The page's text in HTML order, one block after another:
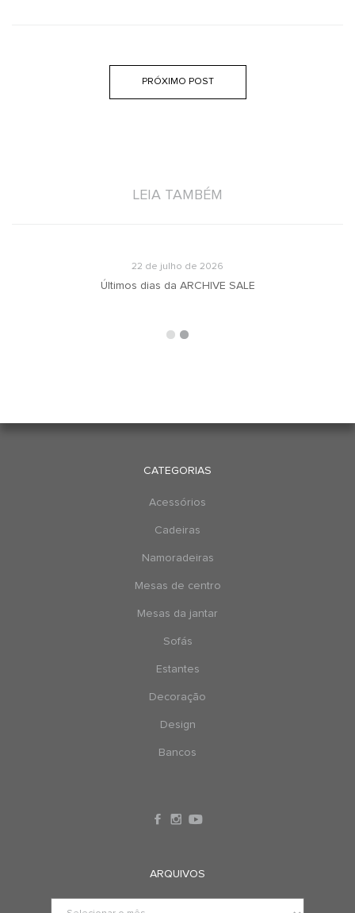
PRÓXIMO POST
LEIA TAMBÉM
22 de julho de 2026
Últimos dias da ARCHIVE SALE
CATEGORIAS
Acessórios
Cadeiras
Namoradeiras
Mesas de centro
Mesas da jantar
Sofás
Estantes
Decoração
Design
Bancos
ARQUIVOS